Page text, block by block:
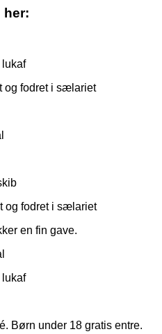
her:
og fodret i sælariet
og fodret i sælariet
en fin gave.
Børn under 18 gratis entre.